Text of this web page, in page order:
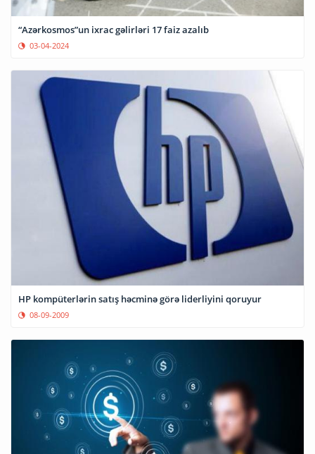
“Azərkosmos”un ixrac gəlirləri 17 faiz azalıb
03-04-2024
HP kompüterlərin satış həcminə görə liderliyini qoruyur
08-09-2009